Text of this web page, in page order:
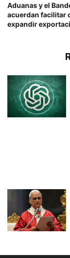
Aduanas y el
acuerdan facilitar
expandir